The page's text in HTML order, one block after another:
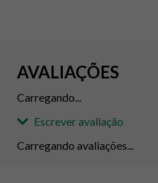
AVALIAÇÕES
Carregando...
Escrever avaliação
Carregando avaliações...